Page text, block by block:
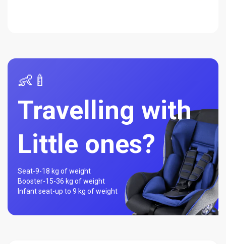
👶🍼
Travelling with
Little ones?
Seat-9-18 kg of weight
Booster-15-36 kg of weight
Infant seat-up to 9 kg of weight